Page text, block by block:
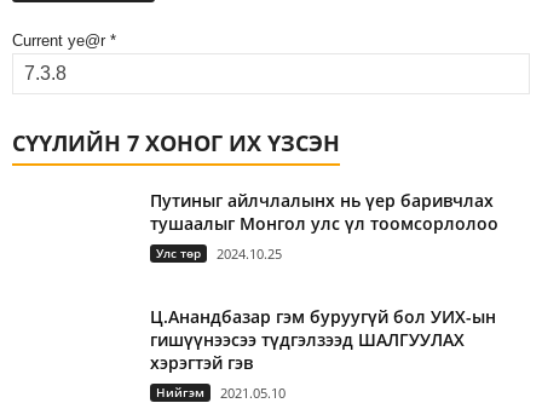
Current ye@r *
СҮҮЛИЙН 7 ХОНОГ ИХ ҮЗСЭН
Путиныг айлчлалынх нь үер баривчлах
тушаалыг Монгол улс үл тоомсорлолоо
Улс төр 2024.10.25
Ц.Анандбазар гэм буруугүй бол УИХ-ын
гишүүнээсээ түдгэлзээд ШАЛГУУЛАХ
хэрэгтэй гэв
Нийгэм 2021.05.10